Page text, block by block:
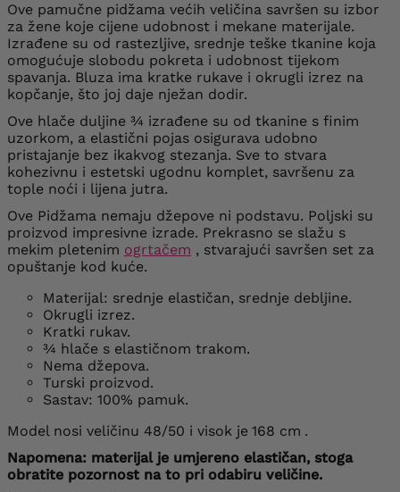
Ove pamučne pidžama većih veličina savršen su izbor
za žene koje cijene udobnost i mekane materijale.
Izrađene su od rastezljive, srednje teške tkanine koja
omogućuje slobodu pokreta i udobnost tijekom
spavanja. Bluza ima kratke rukave i okrugli izrez na
kopčanje, što joj daje nježan dodir.
Ove hlače duljine ¾ izrađene su od tkanine s finim
uzorkom, a elastični pojas osigurava udobno
pristajanje bez ikakvog stezanja. Sve to stvara
kohezivnu i estetski ugodnu komplet, savršenu za
tople noći i lijena jutra.
Ove Pidžama nemaju džepove ni podstavu. Poljski su
proizvod impresivne izrade. Prekrasno se slažu s
mekim pletenim ogrtačem , stvarajući savršen set za
opuštanje kod kuće.
Materijal: srednje elastičan, srednje debljine.
Okrugli izrez.
Kratki rukav.
¾ hlače s elastičnom trakom.
Nema džepova.
Turski proizvod.
Sastav: 100% pamuk.
Model nosi veličinu 48/50 i visok je 168 cm .
Napomena: materijal je umjereno elastičan, stoga
obratite pozornost na to pri odabiru veličine.